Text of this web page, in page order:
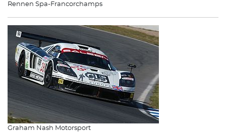
Rennen Spa-Francorchamps
Graham Nash Motorsport